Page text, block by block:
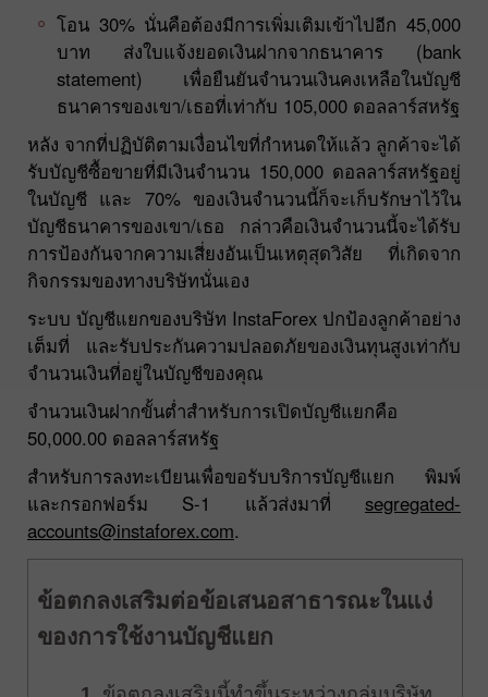
โอน 30% นั่นคือต้องมีการเพิ่มเติมเข้าไปอีก 45,000
บาท ส่งใบแจ้งยอดเงินฝากจากธนาคาร (bank
statement) เพื่อยืนยันจำนวนเงินคงเหลือในบัญชี
ธนาคารของเขา/เธอที่เท่ากับ 105,000 ดอลลาร์สหรัฐ
หลัง จากที่ปฏิบัติตามเงื่อนไขที่กำหนดให้แล้ว ลูกค้าจะได้
รับบัญชีซื้อขายที่มีเงินจำนวน 150,000 ดอลลาร์สหรัฐอยู่
ในบัญชี และ 70% ของเงินจำนวนนี้ก็จะเก็บรักษาไว้ใน
บัญชีธนาคารของเขา/เธอ กล่าวคือเงินจำนวนนี้จะได้รับ
การป้องกันจากความเสี่ยงอันเป็นเหตุสุดวิสัย ที่เกิดจาก
กิจกรรมของทางบริษัทนั่นเอง
ระบบ บัญชีแยกของบริษัท InstaForex ปกป้องลูกค้าอย่าง
เต็มที่ และรับประกันความปลอดภัยของเงินทุนสูงเท่ากับ
จำนวนเงินที่อยู่ในบัญชีของคุณ
จำนวนเงินฝากขั้นต่ำสำหรับการเปิดบัญชีแยกคือ
50,000.00 ดอลลาร์สหรัฐ
สำหรับการลงทะเบียนเพื่อขอรับบริการบัญชีแยก พิมพ์
และกรอกฟอร์ม S-1 แล้วส่งมาที่ segregated-
accounts@instaforex.com.